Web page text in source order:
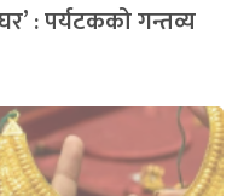
: पर्यटकको गन्तव्य